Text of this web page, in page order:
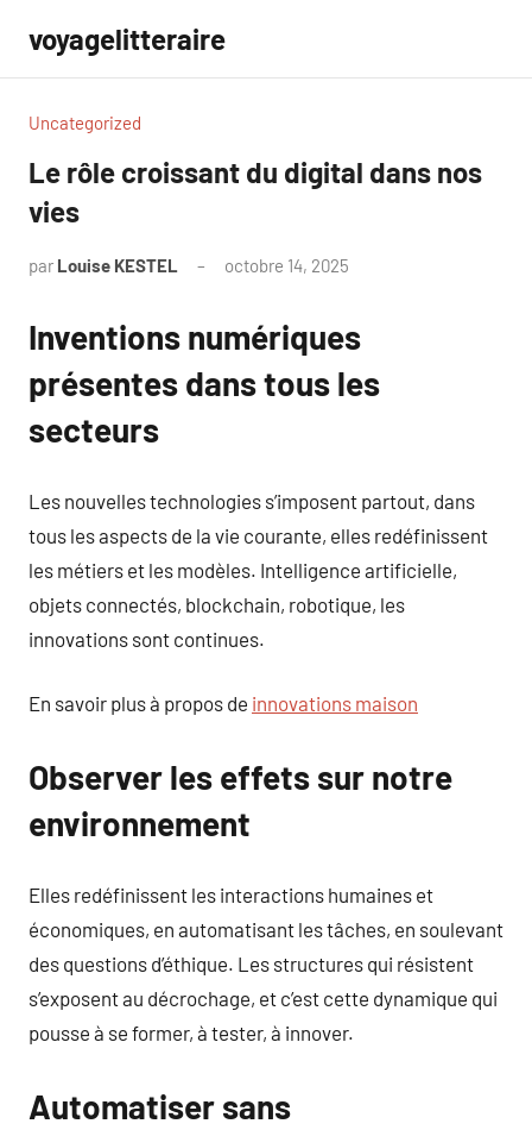
contenu
voyagelitteraire
Uncategorized
Le rôle croissant du digital dans nos
vies
par Louise KESTEL octobre 14, 2025
Inventions numériques
présentes dans tous les
secteurs
Les nouvelles technologies s’imposent partout, dans
tous les aspects de la vie courante, elles redéfinissent
les métiers et les modèles. Intelligence artificielle,
objets connectés, blockchain, robotique, les
innovations sont continues.
En savoir plus à propos de innovations maison
Observer les effets sur notre
environnement
Elles redéfinissent les interactions humaines et
économiques, en automatisant les tâches, en soulevant
des questions d’éthique. Les structures qui résistent
s’exposent au décrochage, et c’est cette dynamique qui
pousse à se former, à tester, à innover.
Automatiser sans